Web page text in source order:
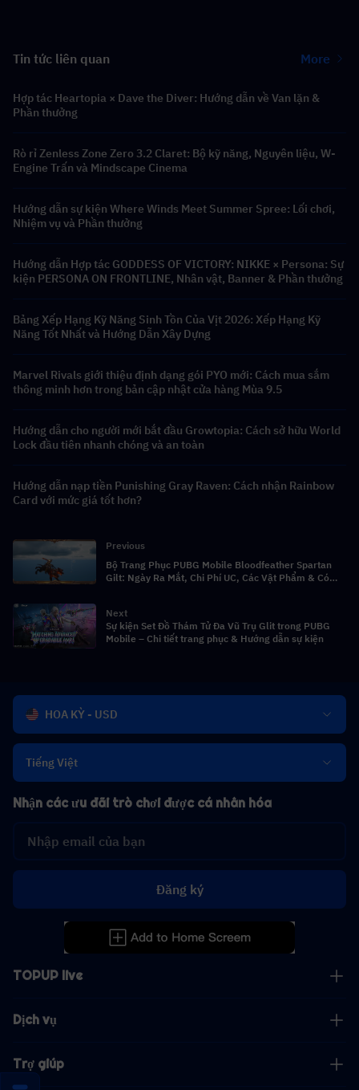
Tin tức liên quan More
Hợp tác Heartopia × Dave the Diver: Hướng dẫn về Van lặn &
Phần thưởng
Rò rỉ Zenless Zone Zero 3.2 Claret: Bộ kỹ năng, Nguyên liệu, W-
Engine Trấn và Mindscape Cinema
Hướng dẫn sự kiện Where Winds Meet Summer Spree: Lối chơi,
Nhiệm vụ và Phần thưởng
Hướng dẫn Hợp tác GODDESS OF VICTORY: NIKKE × Persona: Sự
kiện PERSONA ON FRONTLINE, Nhân vật, Banner & Phần thưởng
Bảng Xếp Hạng Kỹ Năng Sinh Tồn Của Vịt 2026: Xếp Hạng Kỹ
Năng Tốt Nhất và Hướng Dẫn Xây Dựng
Marvel Rivals giới thiệu định dạng gói PYO mới: Cách mua sắm
thông minh hơn trong bản cập nhật cửa hàng Mùa 9.5
Hướng dẫn cho người mới bắt đầu Growtopia: Cách sở hữu World
Lock đầu tiên nhanh chóng và an toàn
Hướng dẫn nạp tiền Punishing Gray Raven: Cách nhận Rainbow
Card với mức giá tốt hơn?
Previous
Bộ Trang Phục PUBG Mobile Bloodfeather Spartan
Gilt: Ngày Ra Mắt, Chi Phí UC, Các Vật Phẩm & Có
Next
Sự kiện Set Đồ Thám Tử Đa Vũ Trụ Glit trong PUBG
Mobile – Chi tiết trang phục & Hướng dẫn sự kiện
HOA KỲ - USD
Tiếng Việt
TOPUP live
Dịch vụ
Trợ giúp
Nhận các ưu đãi trò chơi được cá nhân hóa
Đăng ký